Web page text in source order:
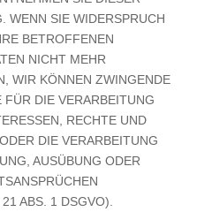
WENN SIE WIDERSPRUCH
BETROFFENEN
NICHT MEHR
WIR KÖNNEN ZWINGENDE
DIE VERARBEITUNG
RECHTE UND
DIE VERARBEITUNG
AUSÜBUNG ODER
ABS. 1 DSGVO).